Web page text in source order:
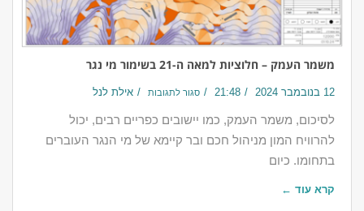
משמר העמק – חלוציות למאה ה-21 בשימור מי נגר
12 בנובמבר 2024 21:48 סגור לתגובות אילת לנל
לסיכום, משמר העמק, כמו יישובים כפריים רבים, יכול
להרוויח המון מניהול חכם ובר קיימא של מי הנגר העוברים
בתחומו. כיום
קרא עוד ←